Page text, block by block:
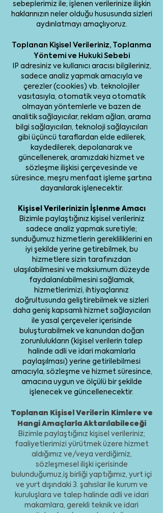
sebeplerimiz ile; işlenen verilerinize ilişkin
haklarınızın neler olduğu hususunda sizleri
aydınlatmayı amaçlıyoruz.
Toplanan Kişisel Verileriniz, Toplanma
Yöntemi ve Hukuki Sebebi
IP adresiniz ve kullanıcı aracısı bilgileriniz,
sadece analiz yapmak amacıyla ve
çerezler (cookies) vb. teknolojiler
vasıtasıyla, otomatik veya otomatik
olmayan yöntemlerle ve bazen de
analitik sağlayıcılar, reklam ağları, arama
bilgi sağlayıcıları, teknoloji sağlayıcıları
gibi üçüncü taraflardan elde edilerek,
kaydedilerek, depolanarak ve
güncellenerek, aramızdaki hizmet ve
sözleşme ilişkisi çerçevesinde ve
süresince, meşru menfaat işleme şartına
dayanılarak işlenecektir.
Kişisel Verilerinizin İşlenme Amacı
Bizimle paylaştığınız kişisel verileriniz
sadece analiz yapmak suretiyle;
sunduğumuz hizmetlerin gerekliliklerini en
iyi şekilde yerine getirebilmek, bu
hizmetlere sizin tarafınızdan
ulaşılabilmesini ve maksiumum düzeyde
faydalanılabilmesini sağlamak,
hizmetlerimizi, ihtiyaçlarınız
doğrultusunda geliştirebilmek ve sizleri
daha geniş kapsamlı hizmet sağlayıcıları
ile yasal çerçeveler içerisinde
buluşturabilmek ve kanundan doğan
zorunlulukların (kişisel verilerin talep
halinde adli ve idari makamlarla
paylaşılması) yerine getirilebilmesi
amacıyla, sözleşme ve hizmet süresince,
amacına uygun ve ölçülü bir şekilde
işlenecek ve güncellenecektir.
Toplanan Kişisel Verilerin Kimlere ve
Hangi Amaçlarla Aktarılabileceği
Bizimle paylaştığınız kişisel verileriniz;
faaliyetlerimizi yürütmek üzere hizmet
aldığımız ve/veya verdiğimiz,
sözleşmesel ilişki içerisinde
bulunduğumuz,iş birliği yaptığımız, yurt içi
ve yurt dışındaki 3. şahıslar ile kurum ve
kuruluşlara ve talep halinde adli ve idari
makamlara, gerekli teknik ve idari